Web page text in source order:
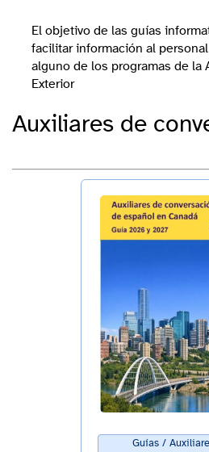
El objetivo de las guías
facilitar información al
alguno de los programas de la
Exterior
Auxiliares de
Guías /